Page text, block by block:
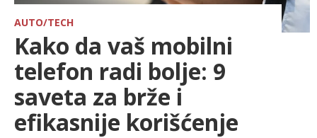
HRONIKA
FARMERI
SPORT
AUTO/TECH
Kako da vaš mobilni
telefon radi bolje: 9
saveta za brže i
efikasnije korišćenje